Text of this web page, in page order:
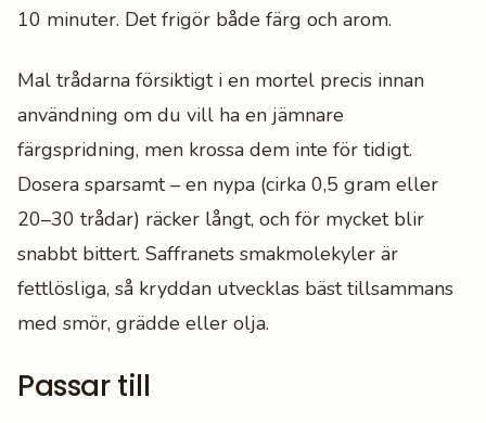
10 minuter. Det frigör både färg och arom.
Mal trådarna försiktigt i en mortel precis innan
användning om du vill ha en jämnare
färgspridning, men krossa dem inte för tidigt.
Dosera sparsamt – en nypa (cirka 0,5 gram eller
20–30 trådar) räcker långt, och för mycket blir
snabbt bittert. Saffranets smakmolekyler är
fettlösliga, så kryddan utvecklas bäst tillsammans
med smör, grädde eller olja.
Passar till